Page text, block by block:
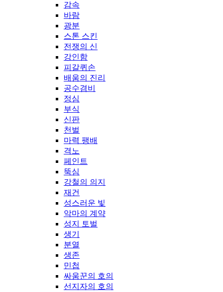
감속
바람
광분
스톤 스킨
전쟁의 신
강인함
피갈퀴손
배움의 진리
공수겸비
정심
부식
신판
천벌
마력 팽배
격노
페인트
뚝심
강철의 의지
재건
성스러운 빛
악마의 계약
성지 토벌
생기
분열
생존
민첩
싸움꾼의 호의
선지자의 호의